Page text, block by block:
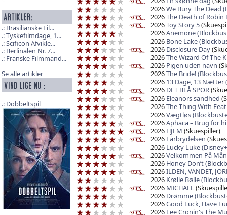
Brasilianske Fil...
Tyskefilmdage, 1...
Scificon Afvikle...
Berlinalen Nr. 7...
Franske Filmmand...
Se alle artikler
Dobbeltspil
2026We Bury The Dead
2026The Death of Robin
2026Toy Story 5
2026Anemone
2026 Bone Lake
2026 Disclosure Day
2026The Wizard Of The
2026 Pigen uden navn
2026The Bride!
2026 13 Dage, 13 Nætter
2026 DET BLÅ SPOR
2026 Eleanors sandhed
2026The Thing With
2026Vægtløs
2026Aphaca – Brug for
2026 HJEM (Skuespiller)
2026 Fårbrydelsen
2026 Lucky Luke
2026Velkommen På
2026 Honey Don’t
2026ILDEN, VANDET,
2026 Krølle Bølle
2026 MICHAEL
2026 Drømme
2026Good Luck, Have
2026 Lee Cronin's The